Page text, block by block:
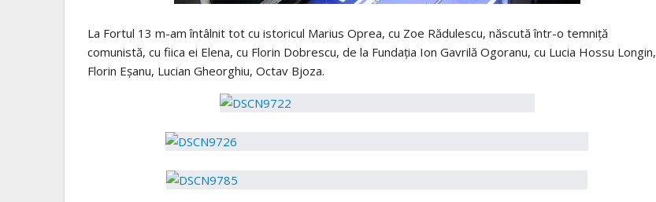
La Fortul 13 m-am întâlnit tot cu istoricul Marius Oprea, cu Zoe Rădulescu, născută într-o temniță
comunistă, cu fiica ei Elena, cu Florin Dobrescu, de la Fundația Ion Gavrilă Ogoranu, cu Lucia Hossu Longin,
Florin Eșanu, Lucian Gheorghiu, Octav Bjoza.